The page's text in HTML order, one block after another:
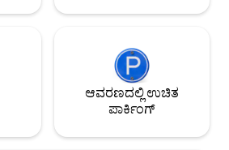
ದೂರದಲ್ಲಿದೆ
ಆವರಣದಲ್ಲಿ ಉಚಿತ
ಪಾರ್ಕಿಂಗ್